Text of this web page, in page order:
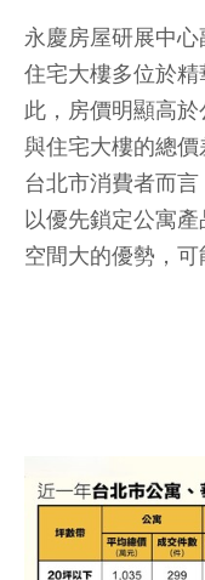
永慶房屋研展中
住宅大樓多位於
此，房價明顯高
與住宅大樓的總
台北市消費者而
以優先鎖定公寓
空間大的優勢，可